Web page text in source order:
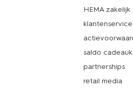
HEMA zakelijk
klantenservice
saldo
partnerships
retail media